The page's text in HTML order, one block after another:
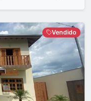
Vendido